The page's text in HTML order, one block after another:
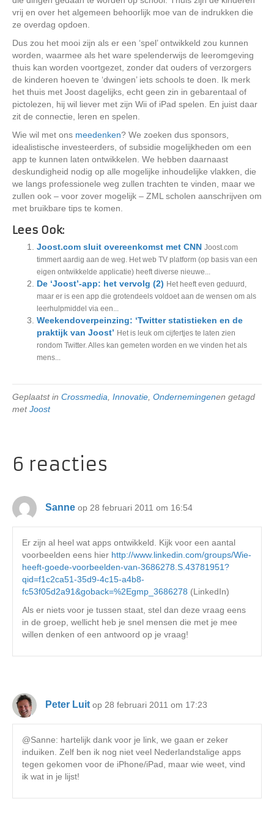
vrij en over het algemeen behoorlijk moe van de indrukken die
ze overdag opdoen.
Dus zou het mooi zijn als er een ‘spel’ ontwikkeld zou kunnen
worden, waarmee als het ware spelenderwijs de leeromgeving
thuis kan worden voortgezet, zonder dat ouders of verzorgers
de kinderen hoeven te ‘dwingen’ iets schools te doen. Ik merk
het thuis met Joost dagelijks, echt geen zin in gebarentaal of
pictolezen, hij wil liever met zijn Wii of iPad spelen. En juist daar
zit de connectie, leren en spelen.
Wie wil met ons meedenken? We zoeken dus sponsors,
idealistische investeerders, of subsidie mogelijkheden om een
app te kunnen laten ontwikkelen. We hebben daarnaast
deskundigheid nodig op alle mogelijke inhoudelijke vlakken, die
we langs professionele weg zullen trachten te vinden, maar we
zullen ook – voor zover mogelijk – ZML scholen aanschrijven om
met bruikbare tips te komen.
Lees Ook:
Joost.com sluit overeenkomst met CNN Joost.com
timmert aardig aan de weg. Het web TV platform (op basis van een
eigen ontwikkelde applicatie) heeft diverse nieuwe...
De ‘Joost’-app: het vervolg (2) Het heeft even geduurd,
maar er is een app die grotendeels voldoet aan de wensen om als
leerhulpmiddel via een...
Weekendoverpeinzing: ‘Twitter statistieken en de
praktijk van Joost’ Het is leuk om cijfertjes te laten zien
rondom Twitter. Alles kan gemeten worden en we vinden het als
mens...
Geplaatst in Crossmedia Innovatie Ondernemingenen getagd
metJoost
6 reacties
Sanne op 28 februari 2011 om 16:54
Er zijn al heel wat apps ontwikkeld. Kijk voor een aantal
voorbeelden eens hier http://www.linkedin.com/groups/Wie-
heeft-goede-voorbeelden-van-3686278.S.43781951?
qid=f1c2ca51-35d9-4c15-a4b8-
fc53f05d2a91&goback=%2Egmp_3686278 (LinkedIn)
Als er niets voor je tussen staat, stel dan deze vraag eens
in de groep, wellicht heb je snel mensen die met je mee
willen denken of een antwoord op je vraag!
Peter Luit op 28 februari 2011 om 17:23
@Sanne: hartelijk dank voor je link, we gaan er zeker
induiken. Zelf ben ik nog niet veel Nederlandstalige apps
tegen gekomen voor de iPhone/iPad, maar wie weet, vind
ik wat in je lijst!